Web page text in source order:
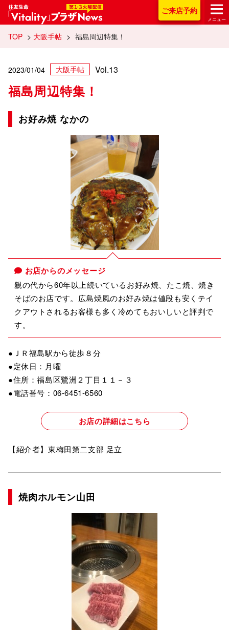
住友生命「Vitality
ご来店予約
メニュー
TOP > 大阪手帖 > 福島周辺特集！
2023/01/04 大阪手帖 Vol.13
福島周辺特集！
お好み焼 なかの
お店からのメッセージ
親の代から60年以上続いているお好み焼、たこ焼、焼き
そばのお店です。広島焼風のお好み焼は値段も安くテイ
クアウトされるお客様も多く冷めてもおいしいと評判で
す。
●ＪＲ福島駅から徒歩８分
●定休日：月曜
●住所：福島区鷺洲２丁目１１－３
●電話番号：06-6451-6560
お店の詳細はこちら
【紹介者】東梅田第二支部 足立
焼肉ホルモン山田